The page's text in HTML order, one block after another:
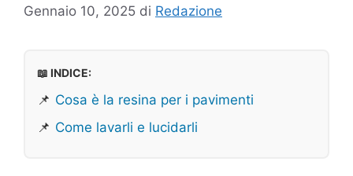
Gennaio 10, 2025 di Redazione
📖 INDICE:
📌 Cosa è la resina per i pavimenti
📌 Come lavarli e lucidarli